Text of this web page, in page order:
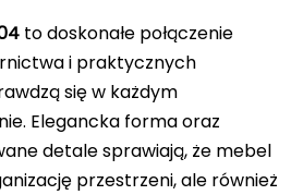
to doskonałe połączenie
i praktycznych
się w każdym
Elegancka forma oraz
detale sprawiają, że mebel
przestrzeni, ale również